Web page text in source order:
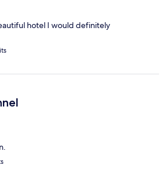
hotel I would definitely